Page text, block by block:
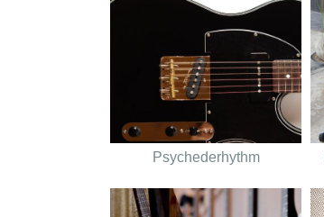
Psychederhythm